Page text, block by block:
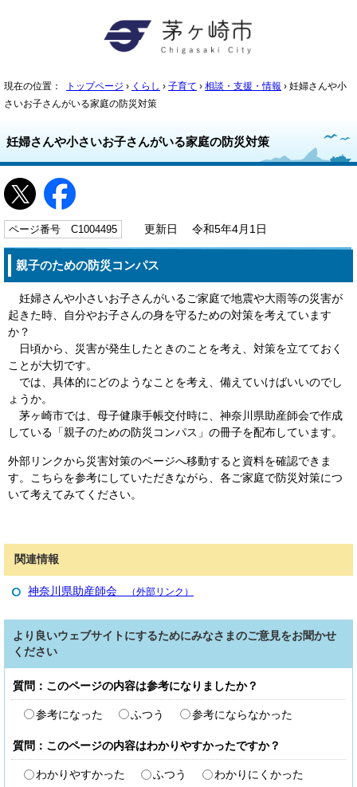
現在の位置： トップページ › くらし › 子育て › 相談・支援・情報 › 妊婦さんや小
さいお子さんがいる家庭の防災対策
妊婦さんや小さいお子さんがいる家庭の防災対策
ページ番号 C1004495 更新日 令和5年4月1日
親子のための防災コンパス
妊婦さんや小さいお子さんがいるご家庭で地震や大雨等の災害が
起きた時、自分やお子さんの身を守るための対策を考えています
か？
日頃から、災害が発生したときのことを考え、対策を立てておく
ことが大切です。
では、具体的にどのようなことを考え、備えていけばいいのでし
ょうか。
茅ヶ崎市では、母子健康手帳交付時に、神奈川県助産師会で作成
している「親子のための防災コンパス」の冊子を配布しています。
外部リンクから災害対策のページへ移動すると資料を確認できま
す。こちらを参考にしていただきながら、各ご家庭で防災対策につ
いて考えてみてください。
関連情報
神奈川県助産師会 （外部リンク）
より良いウェブサイトにするためにみなさまのご意見をお聞かせ
ください
質問：このページの内容は参考になりましたか？
参考になった ふつう 参考にならなかった
質問：このページの内容はわかりやすかったですか？
わかりやすかった ふつう わかりにくかった